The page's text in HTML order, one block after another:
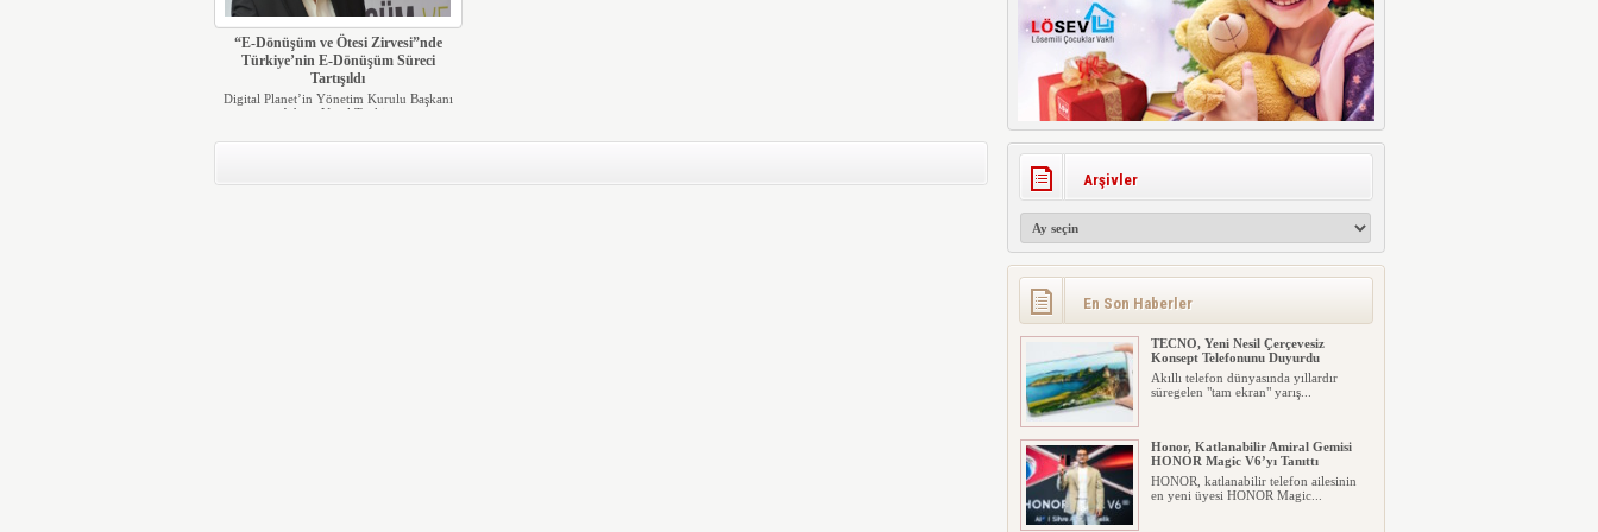
“E-Dönüşüm ve Ötesi Zirvesi”nde
Türkiye’nin E-Dönüşüm Süreci
Tartışıldı
Digital Planet’in Yönetim Kurulu Başkanı
Adnan Vural Türki...
Arşivler
En Son Haberler
TECNO, Yeni Nesil Çerçevesiz
Konsept Telefonunu Duyurdu
Akıllı telefon dünyasında yıllardır
süregelen "tam ekran" yarış...
Honor, Katlanabilir Amiral Gemisi
HONOR Magic V6’yı Tanıttı
HONOR, katlanabilir telefon ailesinin
en yeni üyesi HONOR Magic...